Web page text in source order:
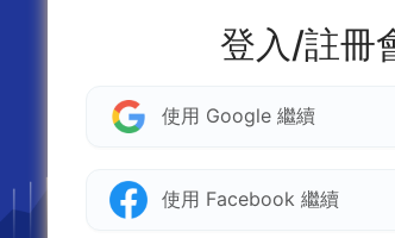
登入/註冊
使用 Google 繼續
使用 Facebook 繼續